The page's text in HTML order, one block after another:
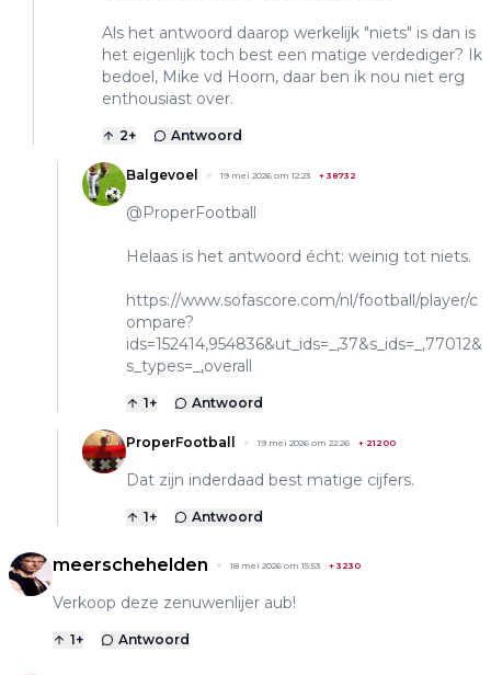
Als het antwoord daarop werkelijk "niets" is dan is
het eigenlijk toch best een matige verdediger? Ik
bedoel, Mike vd Hoorn, daar ben ik nou niet erg
enthousiast over.
2+ Antwoord
Balgevoel 19 mei 2026 om 12:23 + 38732
@ProperFootball
Helaas is het antwoord écht: weinig tot niets.
https://www.sofascore.com/nl/football/player/c
ompare?
ids=152414,954836&ut_ids=_,37&s_ids=_,77012&
s_types=_,overall
1+ Antwoord
ProperFootball 19 mei 2026 om 22:26 + 21200
Dat zijn inderdaad best matige cijfers.
1+ Antwoord
meerschehelden 18 mei 2026 om 15:53 + 3230
Verkoop deze zenuwenlijer aub!
1+ Antwoord